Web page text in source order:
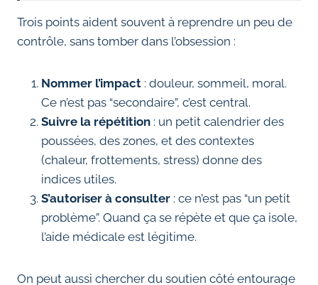
Trois points aident souvent à reprendre un peu de
contrôle, sans tomber dans l’obsession :
Nommer l’impact : douleur, sommeil, moral.
Ce n’est pas “secondaire”, c’est central.
Suivre la répétition : un petit calendrier des
poussées, des zones, et des contextes
(chaleur, frottements, stress) donne des
indices utiles.
S’autoriser à consulter : ce n’est pas “un petit
problème”. Quand ça se répète et que ça isole,
l’aide médicale est légitime.
On peut aussi chercher du soutien côté entourage